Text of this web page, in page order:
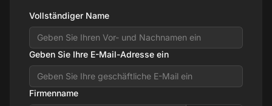
Vollständiger Name
Geben Sie Ihre E-Mail-Adresse ein
Firmenname